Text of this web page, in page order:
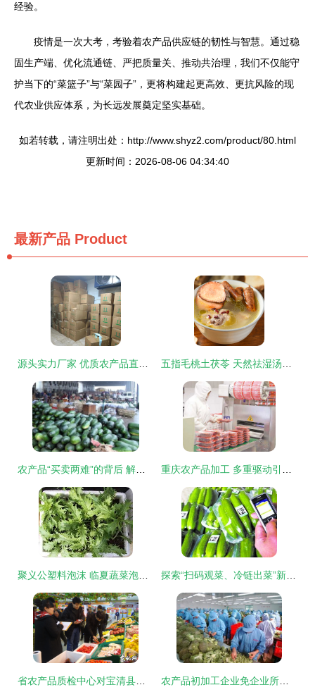
经验。
疫情是一次大考，考验着农产品供应链的韧性与智慧。通过稳
固生产端、优化流通链、严把质量关、推动共治理，我们不仅能守
护当下的“菜篮子”与“菜园子”，更将构建起更高效、更抗风险的现
代农业供应体系，为长远发展奠定坚实基础。
如若转载，请注明出处：http://www.shyz2.com/product/80.html
更新时间：2026-08-06 04:34:40
最新产品 Product